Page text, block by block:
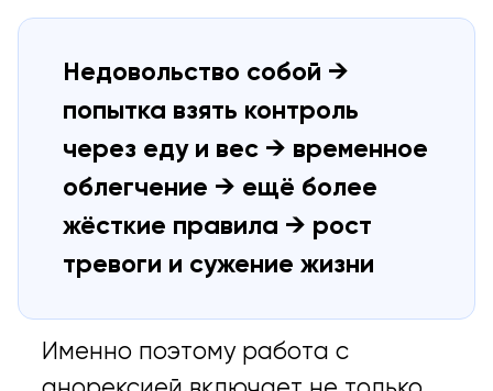
Недовольство собой →
попытка взять контроль
через еду и вес → временное
облегчение → ещё более
жёсткие правила → рост
тревоги и сужение жизни
Именно поэтому работа с